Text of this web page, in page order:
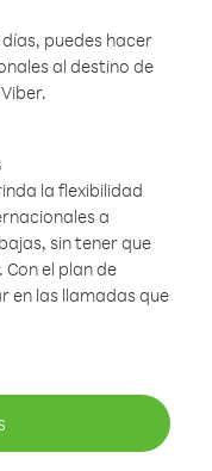
puedes hacer
al destino de
la flexibilidad
a
sin tener que
el plan de
en las llamadas que